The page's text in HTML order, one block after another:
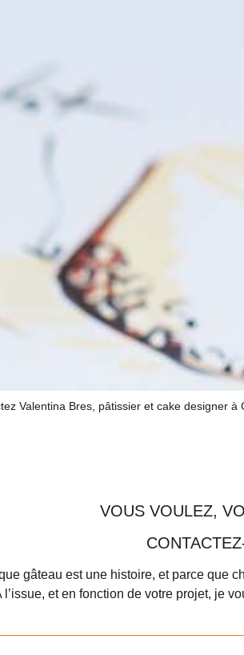
Valentina Bres, pâtissier et cake designer à
VOUS VOULEZ,
gâteau est une histoire, et parce que
l’issue, et en fonction de votre projet, je